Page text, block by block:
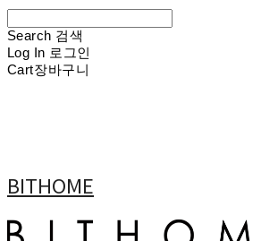
Search 검색
Log In 로그인
Cart장바구니
BITHOME